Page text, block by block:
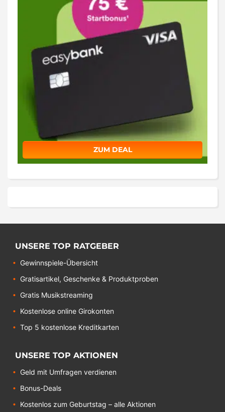
ZUM DEAL
UNSERE TOP RATGEBER
Gewinnspiele-Übersicht
Gratisartikel, Geschenke & Produktproben
Gratis Musikstreaming
Kostenlose online Girokonten
Top 5 kostenlose Kreditkarten
UNSERE TOP AKTIONEN
Geld mit Umfragen verdienen
Bonus-Deals
Kostenlos zum Geburtstag – alle Aktionen